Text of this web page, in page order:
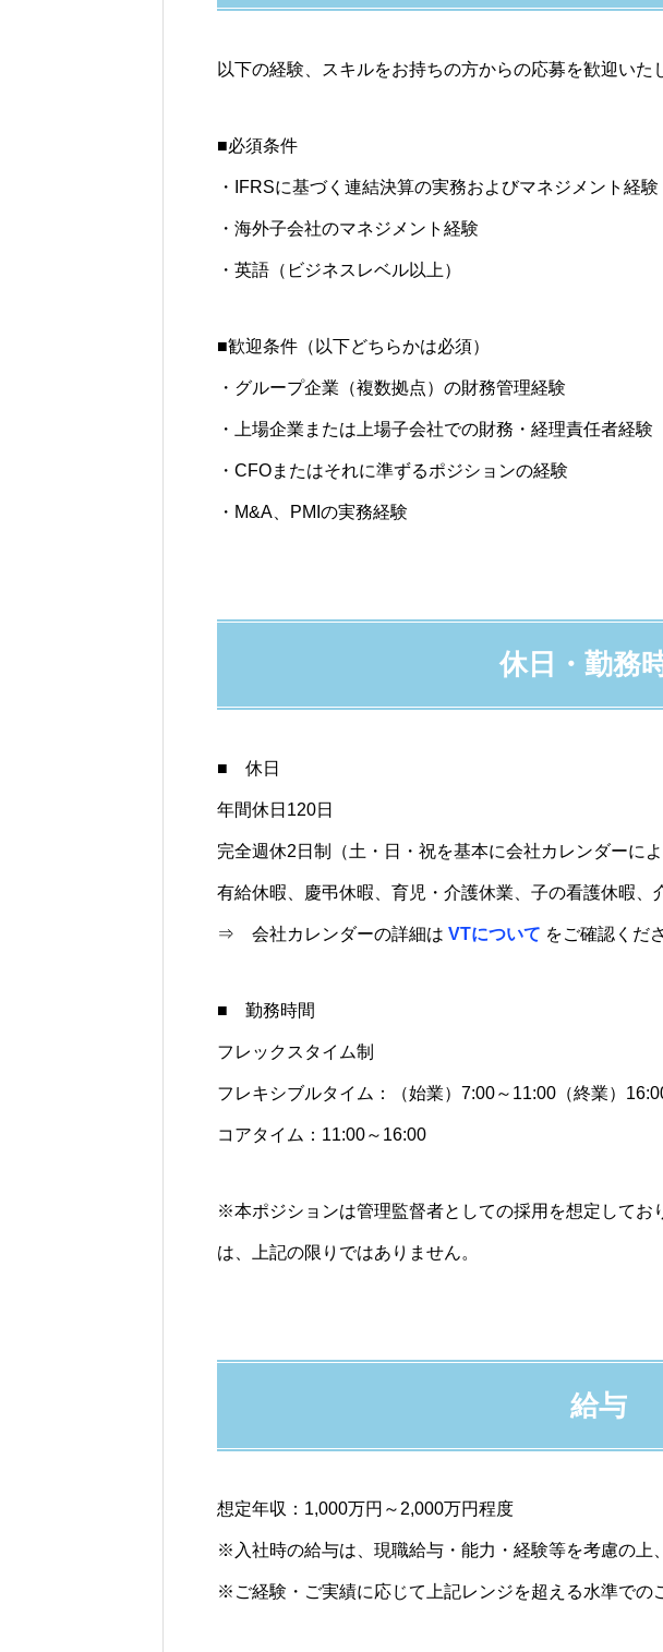
以下の経験、スキルをお持ちの方からの応募を歓迎いた
■必須条件
・IFRSに基づく連結決算の実務およびマネジメント経験
・海外子会社のマネジメント経験
・英語（ビジネスレベル以上）
■歓迎条件（以下どちらかは必須）
・グループ企業（複数拠点）の財務管理経験
・上場企業または上場子会社での財務・経理責任者経験
・CFOまたはそれに準ずるポジションの経験
・M&A、PMIの実務経験
休日・勤務
■ 休日
年間休日120日
完全週休2日制（土・日・祝を基本に会社カレンダーに
有給休暇、慶弔休暇、育児・介護休業、子の看護休暇、
⇒ 会社カレンダーの詳細は VTについて をご確認くだ
■ 勤務時間
フレックスタイム制
フレキシブルタイム：（始業）7:00～11:00（終業）
コアタイム：11:00～16:00
※本ポジションは管理監督者としての採用を想定してお
は、上記の限りではありません。
給与
想定年収：1,000万円～2,000万円程度
※入社時の給与は、現職給与・能力・経験等を考慮の上
※ご経験・ご実績に応じて上記レンジを超える水準での